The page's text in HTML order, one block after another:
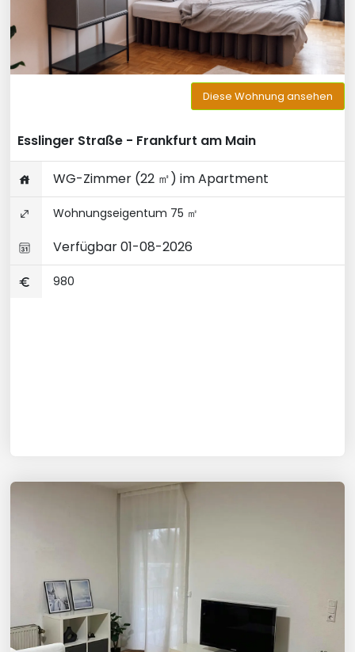
Diese Wohnung ansehen
Esslinger Straße - Frankfurt am Main
WG-Zimmer (22 ㎡) im Apartment
Wohnungseigentum 75 ㎡
Verfügbar 01-08-2026
980